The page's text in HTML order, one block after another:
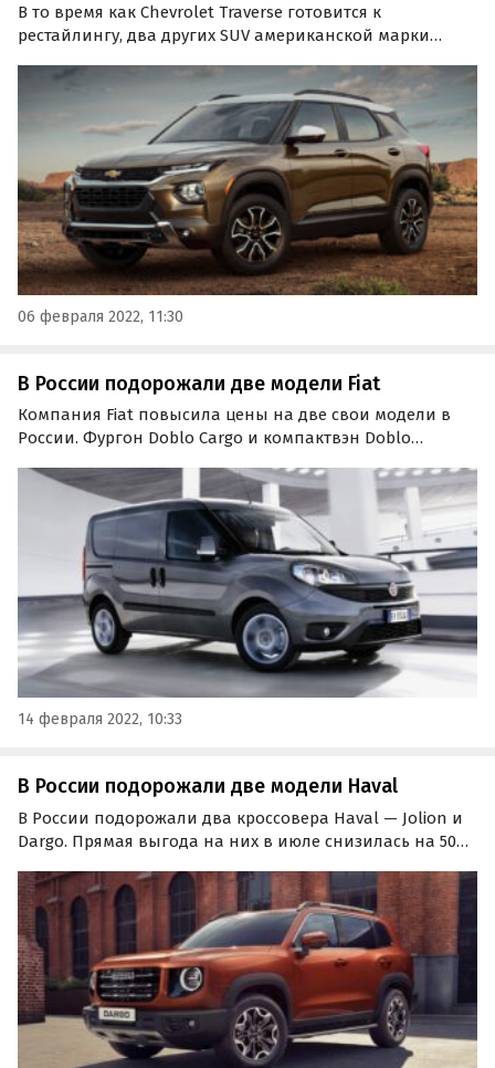
В то время как Chevrolet Traverse готовится к
рестайлингу, два других SUV американской марки
Подорожание составило от 75 до 201 тыс. рублей,
сообщают «Автоновости дня».
06 февраля 2022, 11:30
В России подорожали две модели Fiat
Компания Fiat повысила цены на две свои модели в
России. Фургон Doblo Cargo и компактвэн Doblo
эксперты «Автоновости дня» узнали в ходе
регулярного мониторинга прайс-листов итальянской
14 февраля 2022, 10:33
В России подорожали две модели Haval
В России подорожали два кроссовера Haval — Jolion и
Dargo. Прямая выгода на них в июле снизилась на 50
на данные собственного мониторинга.